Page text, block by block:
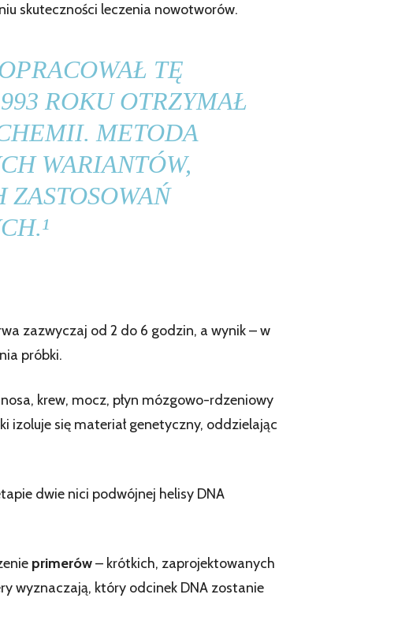
skuteczności leczenia nowotworów.
TĘ
ROKU OTRZYMAŁ
METODA
WARIANTÓW,
ZASTOSOWAŃ
zazwyczaj od 2 do 6 godzin, a wynik – w
próbki.
krew, mocz, płyn mózgowo-rdzeniowy
izoluje się materiał genetyczny, oddzielając
dwie nici podwójnej helisy DNA
primerów– krótkich, zaprojektowanych
wyznaczają, który odcinek DNA zostanie